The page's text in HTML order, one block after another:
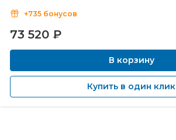
+735 бонусов
73 520 ₽
В корзину
Купить в один клик